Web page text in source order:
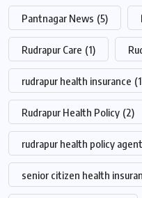
Pantnagar News (5)
Rudrapur Care (1)
rudrapur health insurance
Rudrapur Health Policy (2)
rudrapur health policy agent
senior citizen health